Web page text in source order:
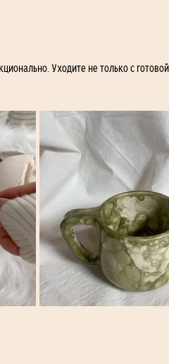
Уходите не только с